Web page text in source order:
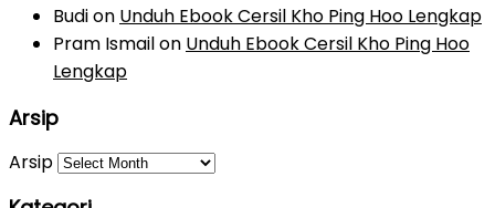
Budion Unduh Ebook Cersil Kho Ping Hoo Lengkap
Pram Ismailon Unduh Ebook Cersil Kho Ping Hoo
Lengkap
Arsip
Arsip